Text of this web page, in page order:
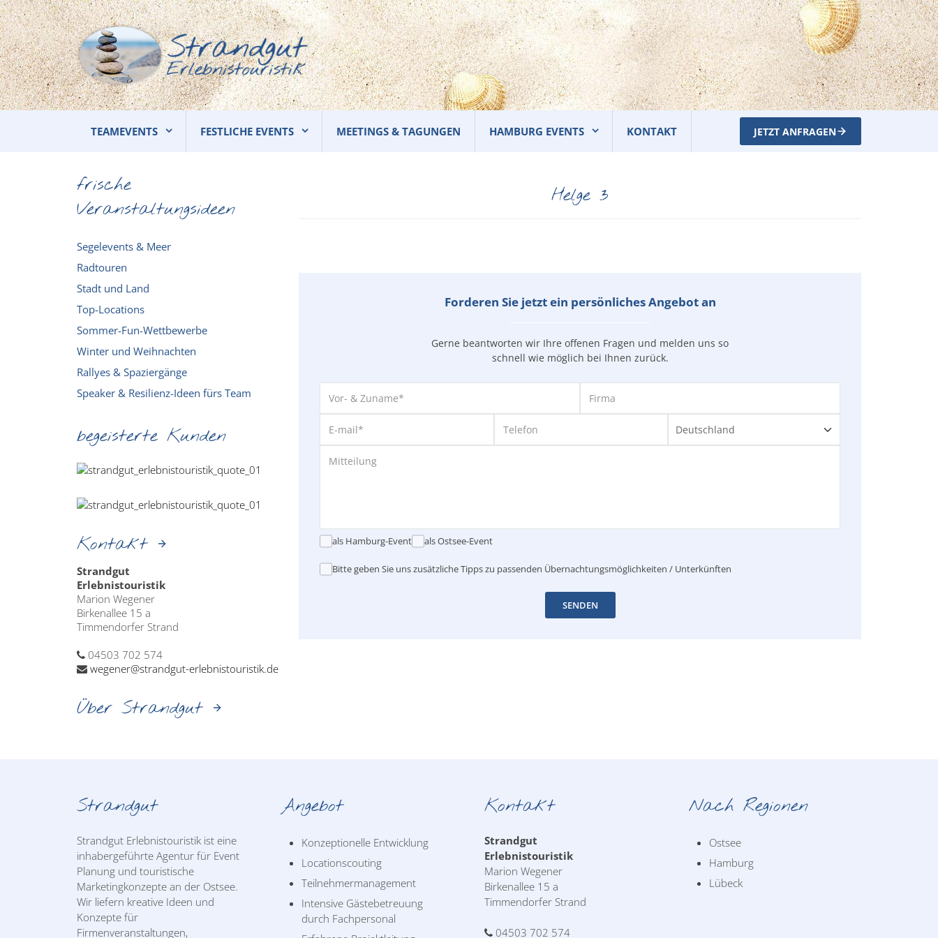
JETZT ANFRAGEN
TEAMEVENTS FESTLICHE EVENTS MEETINGS & TAGUNGEN HAMBURG EVENTS KONTAKT
Helge 3
Forderen Sie jetzt ein persönliches Angebot an
Gerne beantworten wir Ihre offenen Fragen und melden uns so
schnell wie möglich bei Ihnen zurück.
als Hamburg-Event als Ostsee-Event
Bitte geben Sie uns zusätzliche Tipps zu passenden Übernachtungsmöglichkeiten / Unterkünften
SENDEN
frische
Veranstaltungsideen
Segelevents & Meer
Radtouren
Stadt und Land
Top-Locations
Sommer-Fun-Wettbewerbe
Winter und Weihnachten
Rallyes & Spaziergänge
Speaker & Resilienz-Ideen fürs Team
begeisterte Kunden
Kontakt
Strandgut
Erlebnistouristik
Marion Wegener
Birkenallee 15 a
Timmendorfer Strand
04503 702 574
wegener@strandgut-erlebnistouristik.de
Über Strandgut
Strandgut
Strandgut Erlebnistouristik ist eine
inhabergeführte Agentur für Event
Planung und touristische
Marketingkonzepte an der Ostsee.
Wir liefern kreative Ideen und
Konzepte für
Firmenveranstaltungen,
Angebot
Konzeptionelle Entwicklung
Locationscouting
Teilnehmermanagement
Intensive Gästebetreuung
durch Fachpersonal
Kontakt
Strandgut
Erlebnistouristik
Marion Wegener
Birkenallee 15 a
Timmendorfer Strand
04503 702 574
Nach Regionen
Ostsee
Hamburg
Lübeck